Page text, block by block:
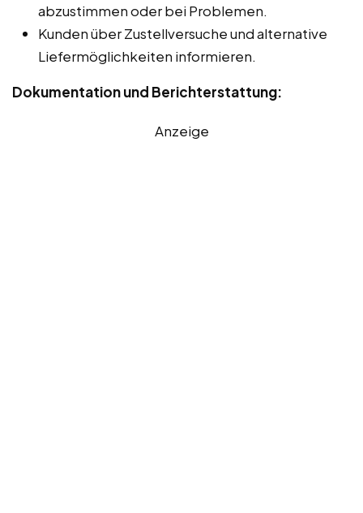
abzustimmen oder bei Problemen.
Kunden über Zustellversuche und alternative
Liefermöglichkeiten informieren.
Dokumentation und Berichterstattung:
Anzeige